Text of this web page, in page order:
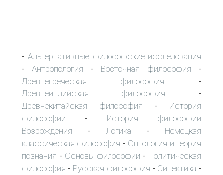
-Альтернативные философские исследования
-Антропология - Восточная философия -
Древнегреческая философия -
Древнеиндийская философия -
Древнекитайская философия - История
философии - История философии
Возрождения - Логика - Немецкая
классическая философия - Онтология и теория
познания - Основы философии - Политическая
философия - Русская философия - Синектика -